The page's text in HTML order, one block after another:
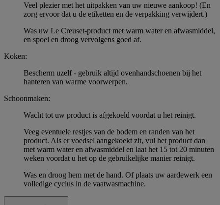
Veel plezier met het uitpakken van uw nieuwe aankoop! (En
zorg ervoor dat u de etiketten en de verpakking verwijdert.)
Was uw Le Creuset-product met warm water en afwasmiddel,
en spoel en droog vervolgens goed af.
Koken:
Bescherm uzelf - gebruik altijd ovenhandschoenen bij het
hanteren van warme voorwerpen.
Schoonmaken:
Wacht tot uw product is afgekoeld voordat u het reinigt.
Veeg eventuele restjes van de bodem en randen van het
product. Als er voedsel aangekoekt zit, vul het product dan
met warm water en afwasmiddel en laat het 15 tot 20 minuten
weken voordat u het op de gebruikelijke manier reinigt.
Was en droog hem met de hand. Of plaats uw aardewerk een
volledige cyclus in de vaatwasmachine.